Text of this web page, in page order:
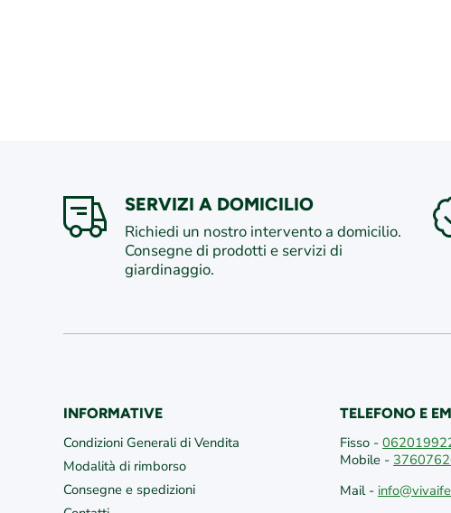
SERVIZI A DOMICILIO
Richiedi un nostro intervento a domicilio.
Consegne di prodotti e servizi di
giardinaggio.
INFORMATIVE
Condizioni Generali di Vendita
Modalità di rimborso
Consegne e spedizioni
TELEFONO E
Fisso -
Mobile -
Mail -